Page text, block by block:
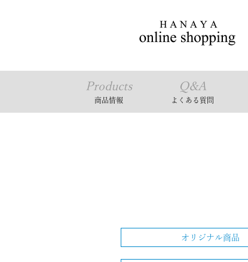
Products
商品情報
Q&A
よくある質問
オリジナル商品